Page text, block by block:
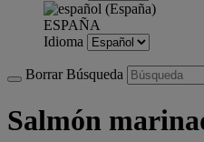
ESPAÑA
Idioma
Borrar Búsqueda
Salmón